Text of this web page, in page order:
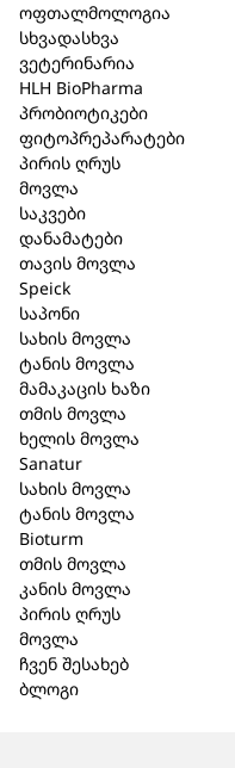
ოფთალმოლოგია
სხვადასხვა
ვეტერინარია
HLH BioPharma
პრობიოტიკები
ფიტოპრეპარატები
პირის ღრუს
მოვლა
საკვები
დანამატები
თავის მოვლა
Speick
საპონი
სახის მოვლა
ტანის მოვლა
მამაკაცის ხაზი
თმის მოვლა
ხელის მოვლა
Sanatur
სახის მოვლა
ტანის მოვლა
Bioturm
თმის მოვლა
კანის მოვლა
პირის ღრუს
მოვლა
ჩვენ შესახებ
ბლოგი
შპაიკი Organic
200 მლ. (331)
48,30 ₾